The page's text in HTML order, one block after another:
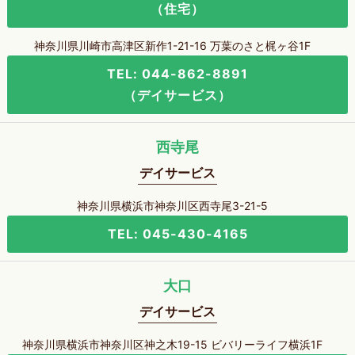
（住宅）
神奈川県川崎市高津区新作1-21-16 万葉のさと梶ヶ谷1F
TEL: 044-862-8891
（デイサービス）
西寺尾
デイサービス
神奈川県横浜市神奈川区西寺尾3-21-5
TEL: 045-430-4165
大口
デイサービス
神奈川県横浜市神奈川区神之木19-15 ビバリーライフ横浜1F